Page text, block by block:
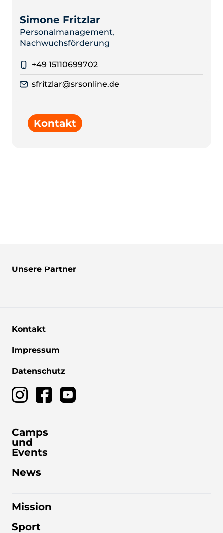
Simone Fritzlar
Personalmanagement,
Nachwuchsförderung
+49 15110699702
sfritzlar@srsonline.de
Kontakt
Unsere Partner
Kontakt
Impressum
Datenschutz
Camps
und
Events
News
Mission
Sport